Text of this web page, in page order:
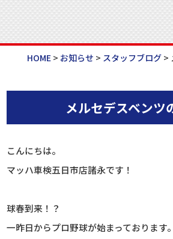
HOME> お知らせ > スタッフブログ>
メルセデスベンツ
こんにちは。
マッハ車検五日市店諸永です！
球春到来！？
一昨日からプロ野球が始まっております。